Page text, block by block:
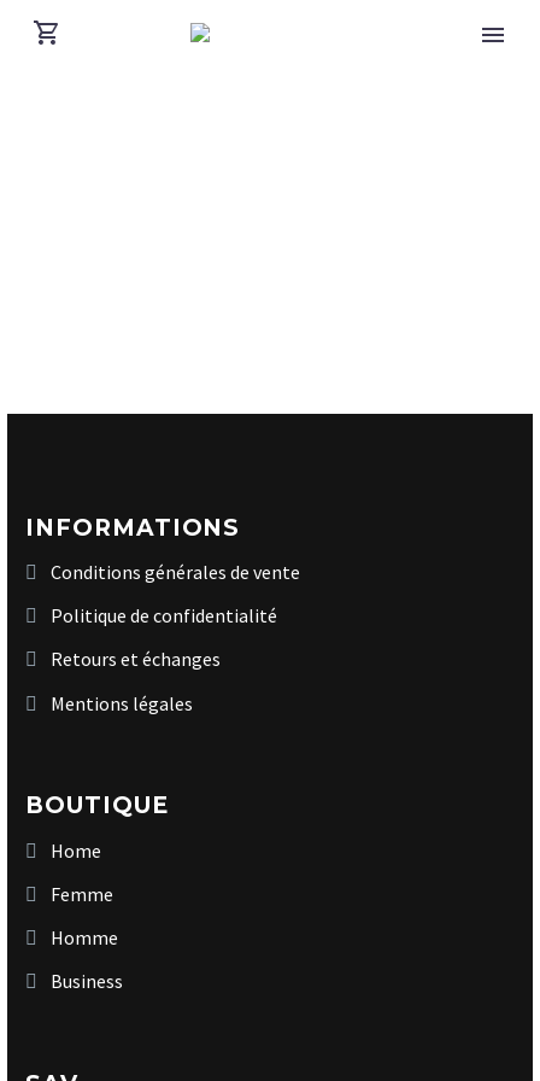
INFORMATIONS
Conditions générales de vente
Politique de confidentialité
Retours et échanges
Mentions légales
BOUTIQUE
Home
Femme
Homme
Business